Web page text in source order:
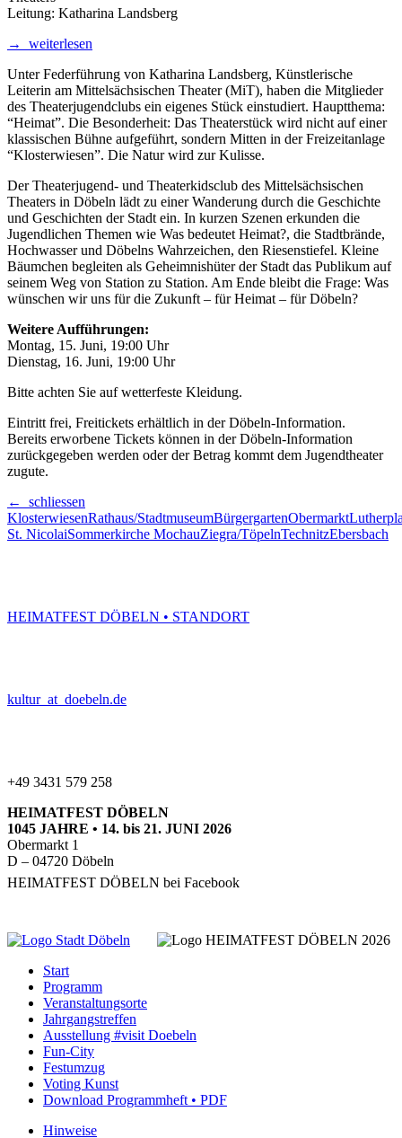
Leitung: Katharina Landsberg
→ weiterlesen
Unter Federführung von Katharina Landsberg, Künstlerische
Leiterin am Mittelsächsischen Theater (MiT), haben die Mitglieder
des Theaterjugendclubs ein eigenes Stück einstudiert. Hauptthema:
“Heimat”. Die Besonderheit: Das Theaterstück wird nicht auf einer
klassischen Bühne aufgeführt, sondern Mitten in der Freizeitanlage
“Klosterwiesen”. Die Natur wird zur Kulisse.
Der Theaterjugend- und Theaterkidsclub des Mittelsächsischen
Theaters in Döbeln lädt zu einer Wanderung durch die Geschichte
und Geschichten der Stadt ein. In kurzen Szenen erkunden die
Jugendlichen Themen wie Was bedeutet Heimat?, die Stadtbrände,
Hochwasser und Döbelns Wahrzeichen, den Riesenstiefel. Kleine
Bäumchen begleiten als Geheimnishüter der Stadt das Publikum auf
seinem Weg von Station zu Station. Am Ende bleibt die Frage: Was
wünschen wir uns für die Zukunft – für Heimat – für Döbeln?
Weitere Aufführungen:
Montag, 15. Juni, 19:00 Uhr
Dienstag, 16. Juni, 19:00 Uhr
Bitte achten Sie auf wetterfeste Kleidung.
Eintritt frei, Freitickets erhältlich in der Döbeln-Information.
Bereits erworbene Tickets können in der Döbeln-Information
zurückgegeben werden oder der Betrag kommt dem Jugendtheater
zugute.
← schliessen
KlosterwiesenRathaus/StadtmuseumBürgergartenObermarkt
St. NicolaiSommerkirche MochauZiegra/TöpelnTechnitzEbersbach
HEIMATFEST DÖBELN • STANDORT
kultur_at_ doebeln.de
+49 3431 579 258
HEIMATFEST DÖBELN
1045 JAHRE • 14. bis 21. JUNI 2026
Obermarkt 1
D – 04720 Döbeln
HEIMATFEST DÖBELN bei Facebook
Start
Programm
Veranstaltungsorte
Jahrgangstreffen
Ausstellung #visit Doebeln
Fun-City
Festumzug
Voting Kunst
Download Programmheft • PDF
Hinweise